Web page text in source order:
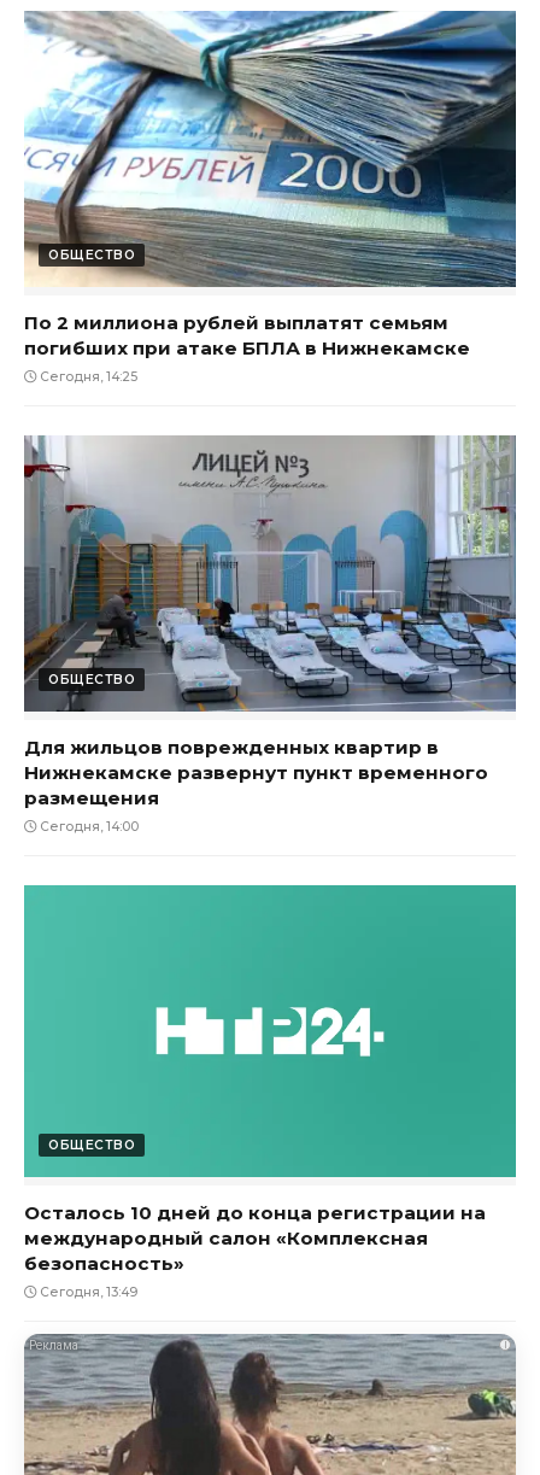
ОБЩЕСТВО
По 2 миллиона рублей выплатят семьям
погибших при атаке БПЛА в Нижнекамске
Сегодня, 14:25
ОБЩЕСТВО
Для жильцов поврежденных квартир в
Нижнекамске развернут пункт временного
размещения
Сегодня, 14:00
ОБЩЕСТВО
Осталось 10 дней до конца регистрации на
международный салон «Комплексная
безопасность»
Сегодня, 13:49
i